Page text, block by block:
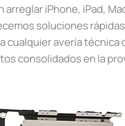
arreglar iPhone, iPad,
soluciones
cualquier avería técnica
consolidados en la